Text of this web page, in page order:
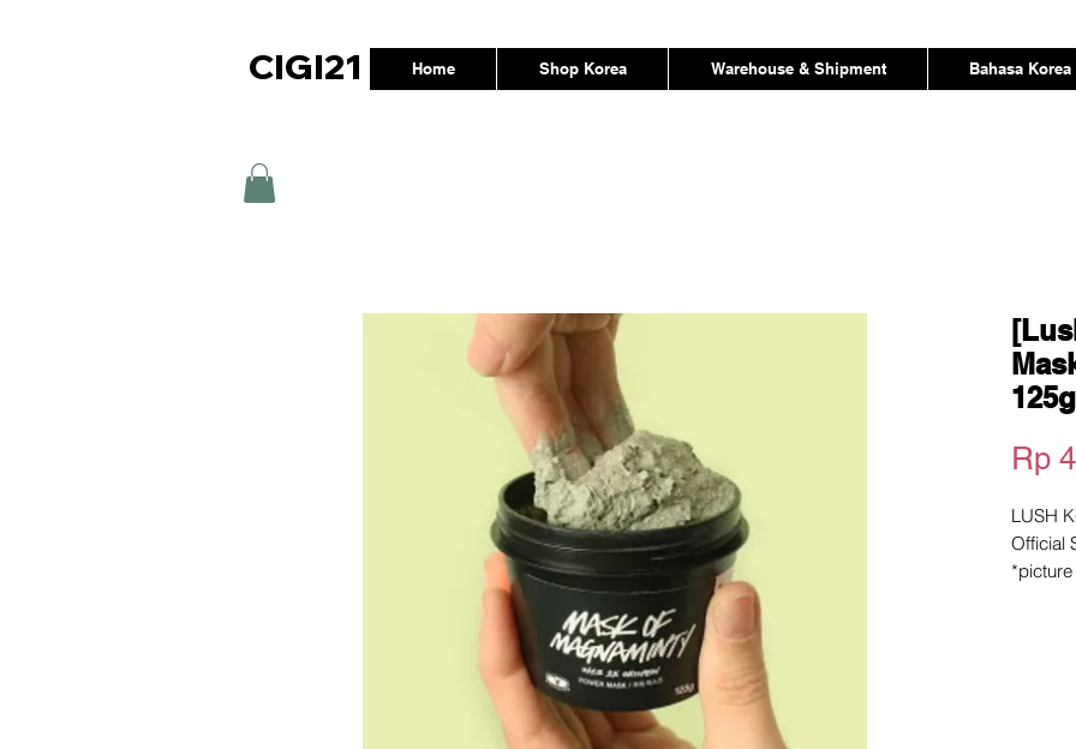
Home Shop Korea Warehouse & Shipment Bahasa Korea
CIGI21
Rp
LUSH
Official